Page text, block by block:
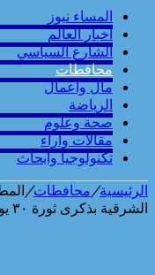
المساء نيوز
أخبار العالم
الشارع السياسي
محافطات
مال واعمال
الرياضة
صحة وعلوم
مقالات وارآء
تكنولوجيا وابحاث
الرئيسية/محافطات/
الشرقية بذكرى ثورة ٣٠ يونيه